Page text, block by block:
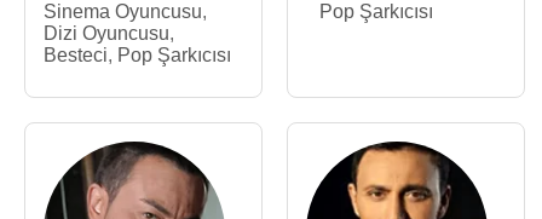
Sinema Oyuncusu,
Dizi Oyuncusu,
Besteci, Pop Şarkıcısı
Pop Şarkıcısı